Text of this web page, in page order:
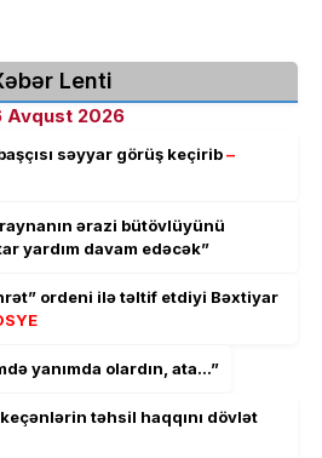
Lenti
Avqust 2026
səyyar görüş keçirib–
ərazi bütövlüyünü
yardım davam edəcək”
ordeni ilə təltif etdiyi Bəxtiyar
yanımda olardın, ata…”
təhsil haqqını dövlət